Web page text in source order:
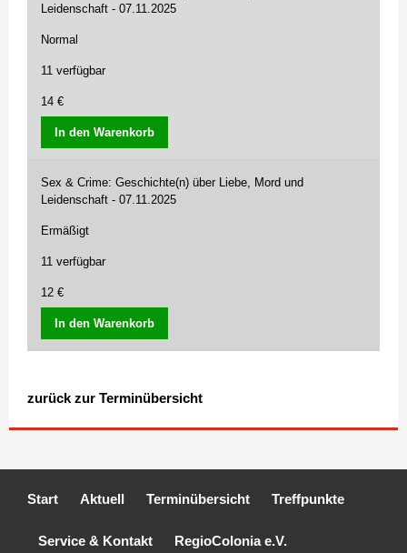
Leidenschaft - 07.11.2025
Normal
11 verfügbar
14 €
In den Warenkorb
Sex & Crime: Geschichte(n) über Liebe, Mord und
Leidenschaft - 07.11.2025
Ermäßigt
11 verfügbar
12 €
In den Warenkorb
zurück zur Terminübersicht
Start Aktuell Terminübersicht Treffpunkte
Service & Kontakt RegioColonia e.V.